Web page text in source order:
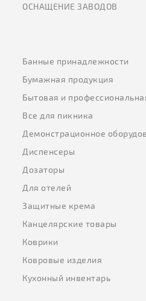
ОСНАЩЕНИЕ ЗАВОДОВ
Банные принадлежности
Бумажная продукция
Бытовая и
Все для пикника
Демонстрационное
Диспенсеры
Дозаторы
Для отелей
Защитные крема
Канцелярские товары
Коврики
Ковровые изделия
Кухонный инвентарь